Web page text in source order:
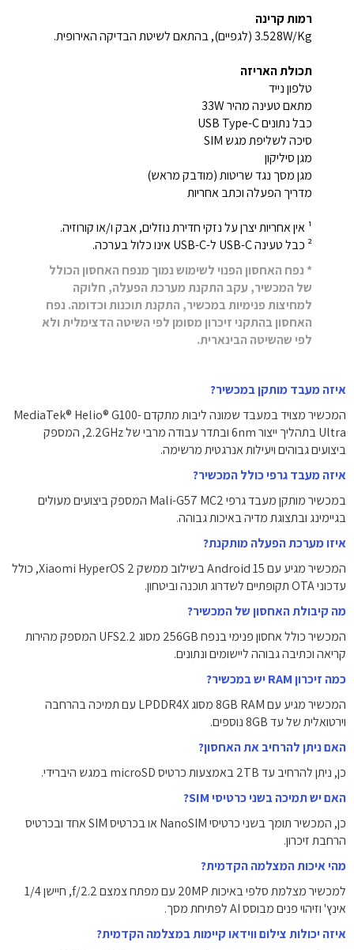
רמות קרינה
3.528W/Kg (לגפיים), בהתאם לשיטת הבדיקה האירופית.
תכולת האריזה
טלפון נייד
מתאם טעינה מהיר 33W
כבל נתונים USB Type-C
סיכה לשליפת מגש SIM
מגן סיליקון
מגן מסך נגד שריטות (מודבק מראש)
מדריך הפעלה וכתב אחריות
¹ אין אחריות יצרן על נזקי חדירת נוזלים, אבק ו/או קורוזיה.
² כבל טעינה USB-C ל-USB-C אינו כלול בערכה.
* נפח האחסון הפנוי לשימוש נמוך מנפח האחסון הכולל
של המכשיר, עקב התקנת מערכת הפעלה, חלוקה
למחיצות פנימיות במכשיר, התקנת תוכנות וכדומה. נפח
האחסון בהתקני זיכרון מסומן לפי השיטה הדצימלית ולא
לפי שהשיטה הבינארית.
איזה מעבד מותקן במכשיר?
המכשיר מצויד במעבד שמונה ליבות מתקדם MediaTek® Helio® G100-
Ultra בתהליך ייצור 6nm ובתדר עבודה מרבי של ‎2.2GHz‎, המספק
ביצועים גבוהים ויעילות אנרגטית מרשימה.
איזה מעבד גרפי כולל המכשיר?
במכשיר מותקן מעבד גרפי Mali-G57 MC2 המספק ביצועים מעולים
בגיימינג ובתצוגת מדיה באיכות גבוהה.
איזו מערכת הפעלה מותקנת?
המכשיר מגיע עם Android 15 בשילוב ממשק Xiaomi HyperOS 2, כולל
עדכוני OTA תקופתיים לשדרוג תוכנה וביטחון.
מה קיבולת האחסון של המכשיר?
המכשיר כולל אחסון פנימי בנפח ‎256GB‎ מסוג UFS2.2 המספק מהירות
קריאה וכתיבה גבוהה ליישומים ונתונים.
כמה זיכרון RAM יש במכשיר?
המכשיר מגיע עם ‎8GB‎ RAM מסוג LPDDR4X עם תמיכה בהרחבה
וירטואלית של עד ‎8GB‎ נוספים.
האם ניתן להרחיב את האחסון?
כן, ניתן להרחיב עד ‎2TB‎ באמצעות כרטיס microSD במגש היברידי.
האם יש תמיכה בשני כרטיסי SIM?
כן, המכשיר תומך בשני כרטיסי NanoSIM או בכרטיס SIM אחד ובכרטיס
הרחבת זיכרון.
מהי איכות המצלמה הקדמית?
למכשיר מצלמת סלפי באיכות ‎20MP‎ עם מפתח צמצם f/2.2, חיישן ‎1/4‎
אינץ' וזיהוי פנים מבוסס AI לפתיחת מסך.
איזה יכולות צילום ווידאו קיימות במצלמה הקדמית?